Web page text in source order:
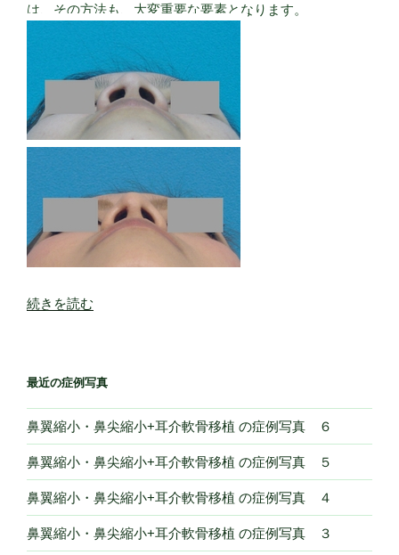
は、その方法も、大変重要な要素となります。
“鼻
テ
ー
ゼ
＋
鼻
尖
縮
小
続きを読む
最近の症例写真
鼻翼縮小・鼻尖縮小+耳介軟骨移植 の症例写真 ６
鼻翼縮小・鼻尖縮小+耳介軟骨移植 の症例写真 ５
鼻翼縮小・鼻尖縮小+耳介軟骨移植 の症例写真 ４
鼻翼縮小・鼻尖縮小+耳介軟骨移植 の症例写真 ３